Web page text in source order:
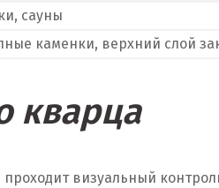
сауны
каменки, верхний слой
кварца
визуальный